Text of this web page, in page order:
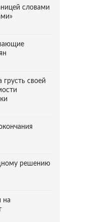
словами
своей
решению
на